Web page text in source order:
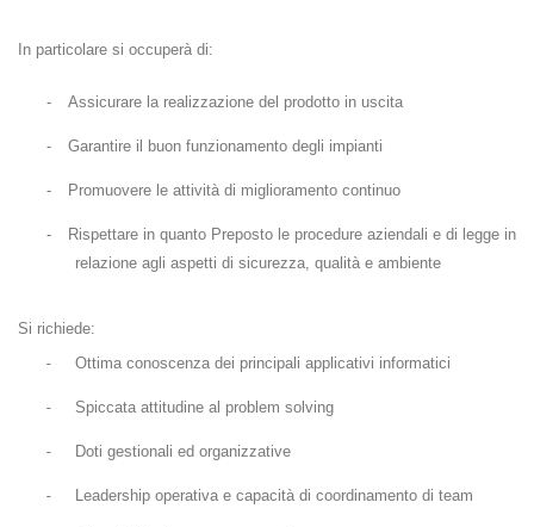
In particolare si occuperà di:
- Assicurare la realizzazione del prodotto in uscita
- Garantire il buon funzionamento degli impianti
- Promuovere le attività di miglioramento continuo
-
Rispettare in quanto Preposto le procedure aziendali e di legge in
relazione agli aspetti di sicurezza, qualità e ambiente
Si richiede:
-
Ottima conoscenza dei principali applicativi informatici
- Spiccata attitudine al problem solving
- Doti gestionali ed organizzative
- Leadership operativa e capacità di coordinamento di team